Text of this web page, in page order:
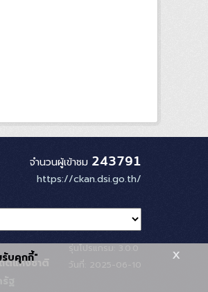
จำนวนผู้เข้าชม 243791
https://ckan.dsi.go.th/
แห่งชาติ
รับคุกกี้"
x